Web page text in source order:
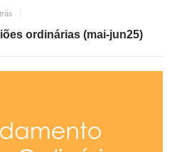
ordinárias (mai-jun25)